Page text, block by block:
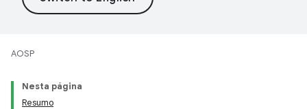
AOSP
Nesta página
Resumo